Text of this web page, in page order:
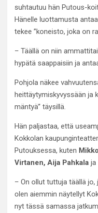
suhtautuu hän Putous-
Hänelle luottamusta
tekee ”koneisto, joka on
– Täällä on niin
hypätä saappaisiin ja
Pohjola näkee
heittäytymiskyvyssään ja
mäntyä” täysillä.
Hän paljastaa, että
Kokkolan
Putouksessa, kuten
Virtanen, Aija Pahkala ja
– On ollut tuttuja täällä
olen aiemmin näytellyt
nyt tässä samassa